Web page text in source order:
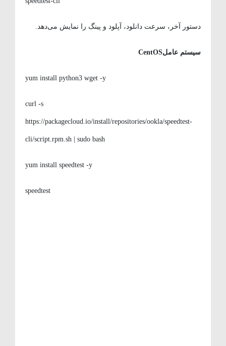
دستور آخر، سرعت دانلود، آپلود و پینگ را نمایش می‌دهد.
سیستم عاملCentOS
yum install python3 wget -y
curl -s
https://packagecloud.io/install/repositories/ookla/speedtest-
cli/script.rpm.sh | sudo bash
yum install speedtest -y
speedtest